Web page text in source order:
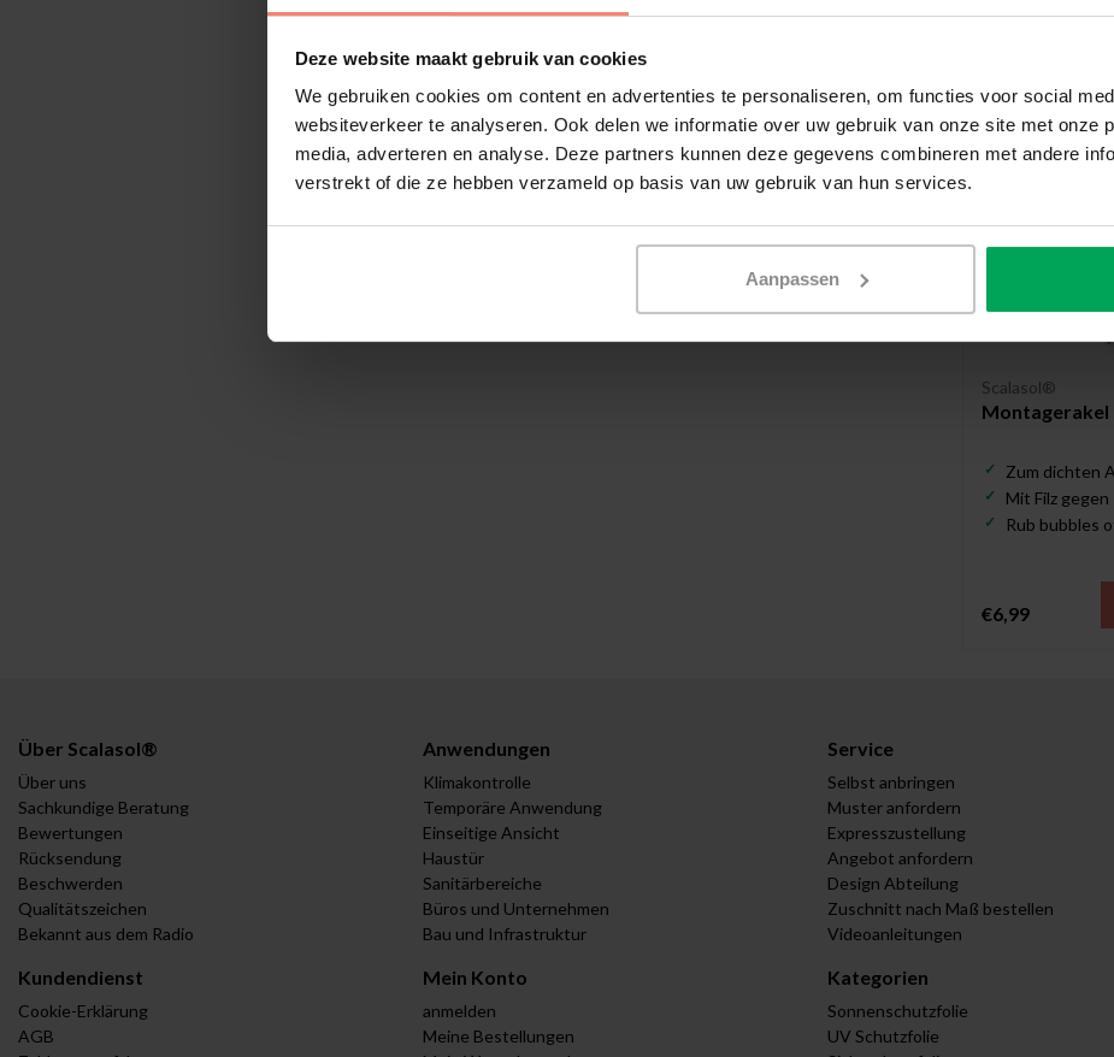
Deze website maakt gebruik van cookies
We gebruiken cookies om content en advertenties te personaliseren, om functies voor social
websiteverkeer te analyseren. Ook delen we informatie over uw gebruik van onze site met onze
media, adverteren en analyse. Deze partners kunnen deze gegevens combineren met andere
verstrekt of die ze hebben verzameld op basis van uw gebruik van hun services.
Aanpassen
Scalasol®
Montagerakel
Zum dichten
Mit Filz
Rub bubbles
€6,99
Über Scalasol®
Über uns
Sachkundige Beratung
Bewertungen
Rücksendung
Beschwerden
Qualitätszeichen
Bekannt aus dem Radio
Anwendungen
Klimakontrolle
Temporäre Anwendung
Einseitige Ansicht
Haustür
Sanitärbereiche
Büros und Unternehmen
Bau und Infrastruktur
Service
Selbst anbringen
Muster anfordern
Expresszustellung
Angebot anfordern
Design Abteilung
Zuschnitt nach Maß bestellen
Videoanleitungen
Kundendienst
Cookie-Erklärung
AGB
Mein Konto
anmelden
Meine Bestellungen
Kategorien
Sonnenschutzfolie
UV Schutzfolie